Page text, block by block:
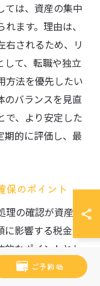
ては、資産の集中
ます。理由は、
右されるため、リ
して、転職や独立
方法を優先したい
のバランスを見直
で、より安定した
期的に評価し、最
保のポイント
理の確認が資産確
影響する税金や
なポイントとし
取方法を検討す
ご予約